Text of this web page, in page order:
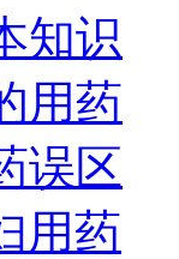
知识
用药
误区
用药